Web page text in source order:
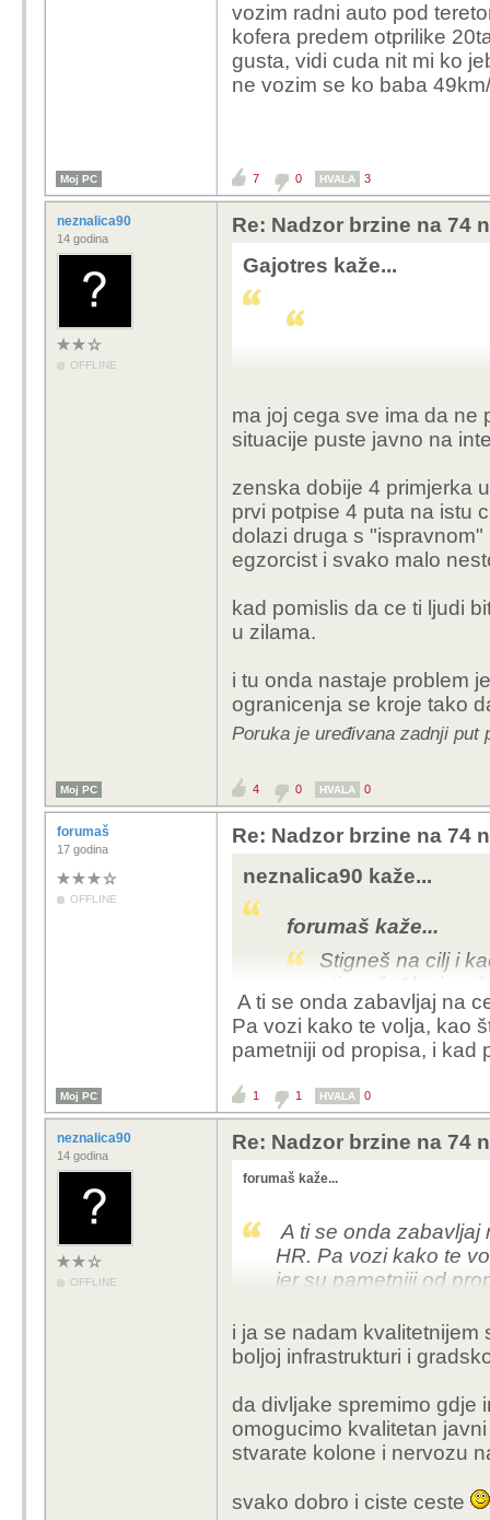
vozim radni auto pod
kofera predem otprilike
gusta, vidi cuda nit mi ko
ne vozim se ko baba
Moj PC 7 0 HVALA 3
neznalica90
14 godina
OFFLINE
Re: Nadzor brzine na 74
Gajotres kaže...
inteligencije od jedne
je ono kvadrat krug
mene zove u pomoć,
medicinsku sestru da
riješi test inteligencije
ma joj cega sve ima da ne
situacije puste javno na
zenska dobije 4 primjerka
prvi potpise 4 puta na istu
dolazi druga s
egzorcist i svako malo
kad pomislis da ce ti ljudi
u zilama.
i tu onda nastaje problem
ogranicenja se kroje tako
Poruka je uređivana zadnji put
Moj PC 4 0 HVALA 0
forumaš
17 godina
OFFLINE
Re: Nadzor brzine na 74
neznalica90 kaže...
forumaš kaže...
Stigneš na cilj i
stigneš. Ak si na
tvojom analogijom
se seksali kad je
upravo tvoj komentar
sredine", s jedne
tutnjili kroz grad, a s
ako treba jer je tako
diplomom iz
izmedu ostaloga nitko
dinamicinom/
projektiranu
gdje se vidno pravi
voznja omogucila
smanjila potreba za
A ti se onda zabavljaj na
Pa vozi kako te volja, kao
pametniji od propisa, i kad
Moj PC 1 1 HVALA 0
neznalica90
14 godina
OFFLINE
Re: Nadzor brzine na 74
forumaš kaže...
A ti se onda zabavljaj
HR. Pa vozi kako te
jer su pametniji od
i ja se nadam
boljoj infrastrukturi i
da divljake spremimo gdje
omogucimo kvalitetan
stvarate kolone i nervozu
svako dobro i ciste ceste